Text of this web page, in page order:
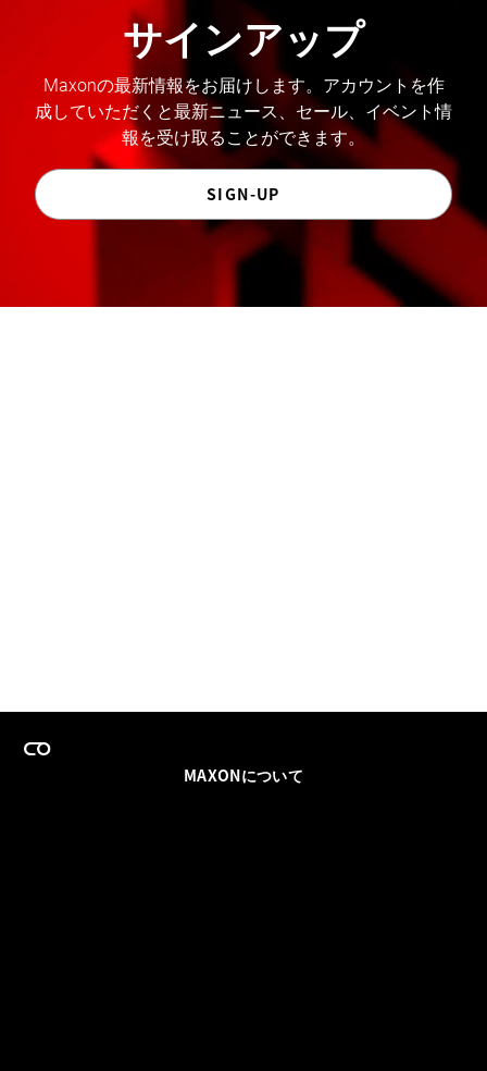
サインアップ
Maxonの最新情報をお届けします。アカウントを作
成していただくと最新ニュース、セール、イベント情
報を受け取ることができます。
SIGN-UP
MAXONについて